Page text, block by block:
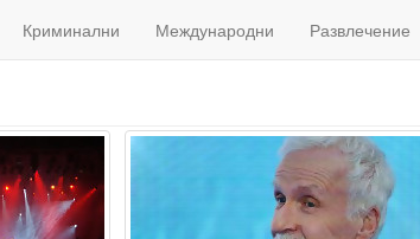
Криминални Международни Развлечение